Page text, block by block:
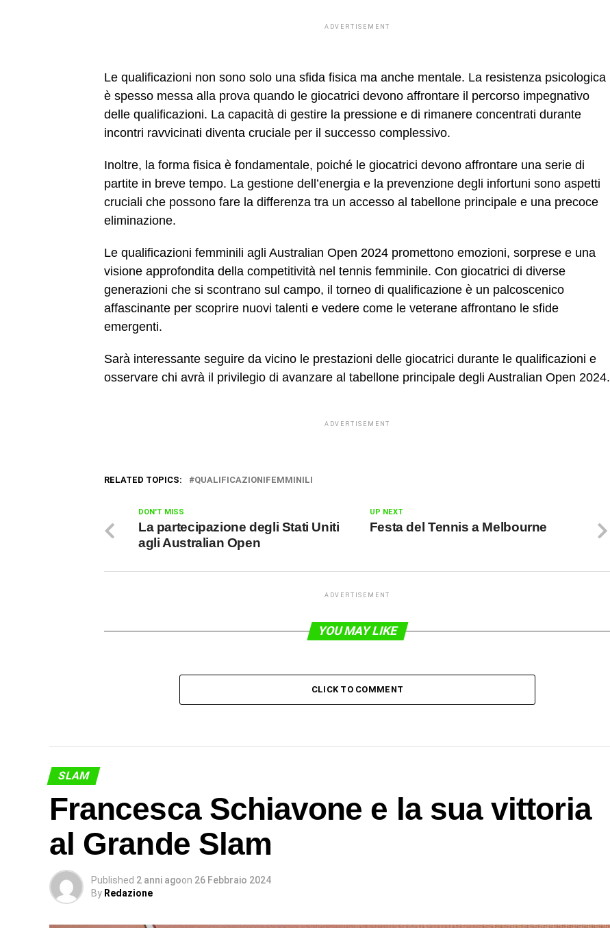
ADVERTISEMENT
Le qualificazioni non sono solo una sfida fisica ma anche mentale. La resistenza psicologica
è spesso messa alla prova quando le giocatrici devono affrontare il percorso impegnativo
delle qualificazioni. La capacità di gestire la pressione e di rimanere concentrati durante
incontri ravvicinati diventa cruciale per il successo complessivo.
Inoltre, la forma fisica è fondamentale, poiché le giocatrici devono affrontare una serie di
partite in breve tempo. La gestione dell’energia e la prevenzione degli infortuni sono aspetti
cruciali che possono fare la differenza tra un accesso al tabellone principale e una precoce
eliminazione.
Le qualificazioni femminili agli Australian Open 2024 promettono emozioni, sorprese e una
visione approfondita della competitività nel tennis femminile. Con giocatrici di diverse
generazioni che si scontrano sul campo, il torneo di qualificazione è un palcoscenico
affascinante per scoprire nuovi talenti e vedere come le veterane affrontano le sfide
emergenti.
Sarà interessante seguire da vicino le prestazioni delle giocatrici durante le qualificazioni e
osservare chi avrà il privilegio di avanzare al tabellone principale degli Australian Open 2024.
ADVERTISEMENT
RELATED TOPICS: QUALIFICAZIONIFEMMINILI
UP NEXT
Festa del Tennis a Melbourne
DON'T MISS
La partecipazione degli Stati Uniti
agli Australian Open
ADVERTISEMENT
YOU MAY LIKE
CLICK TO COMMENT
SLAM
Francesca Schiavone e la sua vittoria
al Grande Slam
Published 2 anni agoon 26 Febbraio 2024
By Redazione